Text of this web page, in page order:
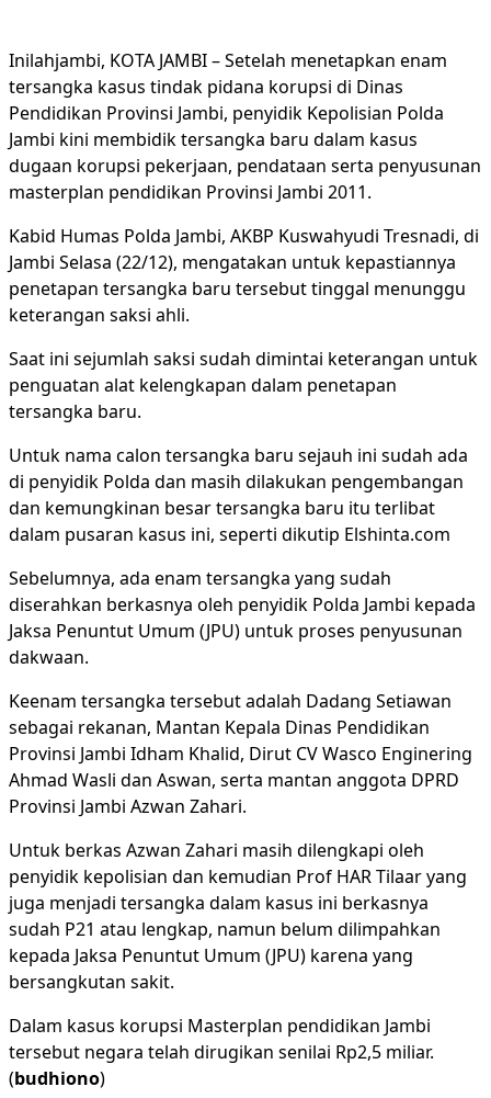
Inilahjambi, KOTA JAMBI – Setelah menetapkan enam
tersangka kasus tindak pidana korupsi di Dinas
Pendidikan Provinsi Jambi, penyidik Kepolisian Polda
Jambi kini membidik tersangka baru dalam kasus
dugaan korupsi pekerjaan, pendataan serta penyusunan
masterplan pendidikan Provinsi Jambi 2011.
Kabid Humas Polda Jambi, AKBP Kuswahyudi Tresnadi, di
Jambi Selasa (22/12), mengatakan untuk kepastiannya
penetapan tersangka baru tersebut tinggal menunggu
keterangan saksi ahli.
Saat ini sejumlah saksi sudah dimintai keterangan untuk
penguatan alat kelengkapan dalam penetapan
tersangka baru.
Untuk nama calon tersangka baru sejauh ini sudah ada
di penyidik Polda dan masih dilakukan pengembangan
dan kemungkinan besar tersangka baru itu terlibat
dalam pusaran kasus ini, seperti dikutip Elshinta.com
Sebelumnya, ada enam tersangka yang sudah
diserahkan berkasnya oleh penyidik Polda Jambi kepada
Jaksa Penuntut Umum (JPU) untuk proses penyusunan
dakwaan.
Keenam tersangka tersebut adalah Dadang Setiawan
sebagai rekanan, Mantan Kepala Dinas Pendidikan
Provinsi Jambi Idham Khalid, Dirut CV Wasco Enginering
Ahmad Wasli dan Aswan, serta mantan anggota DPRD
Provinsi Jambi Azwan Zahari.
Untuk berkas Azwan Zahari masih dilengkapi oleh
penyidik kepolisian dan kemudian Prof HAR Tilaar yang
juga menjadi tersangka dalam kasus ini berkasnya
sudah P21 atau lengkap, namun belum dilimpahkan
kepada Jaksa Penuntut Umum (JPU) karena yang
bersangkutan sakit.
Dalam kasus korupsi Masterplan pendidikan Jambi
tersebut negara telah dirugikan senilai Rp2,5 miliar.
(budhiono)